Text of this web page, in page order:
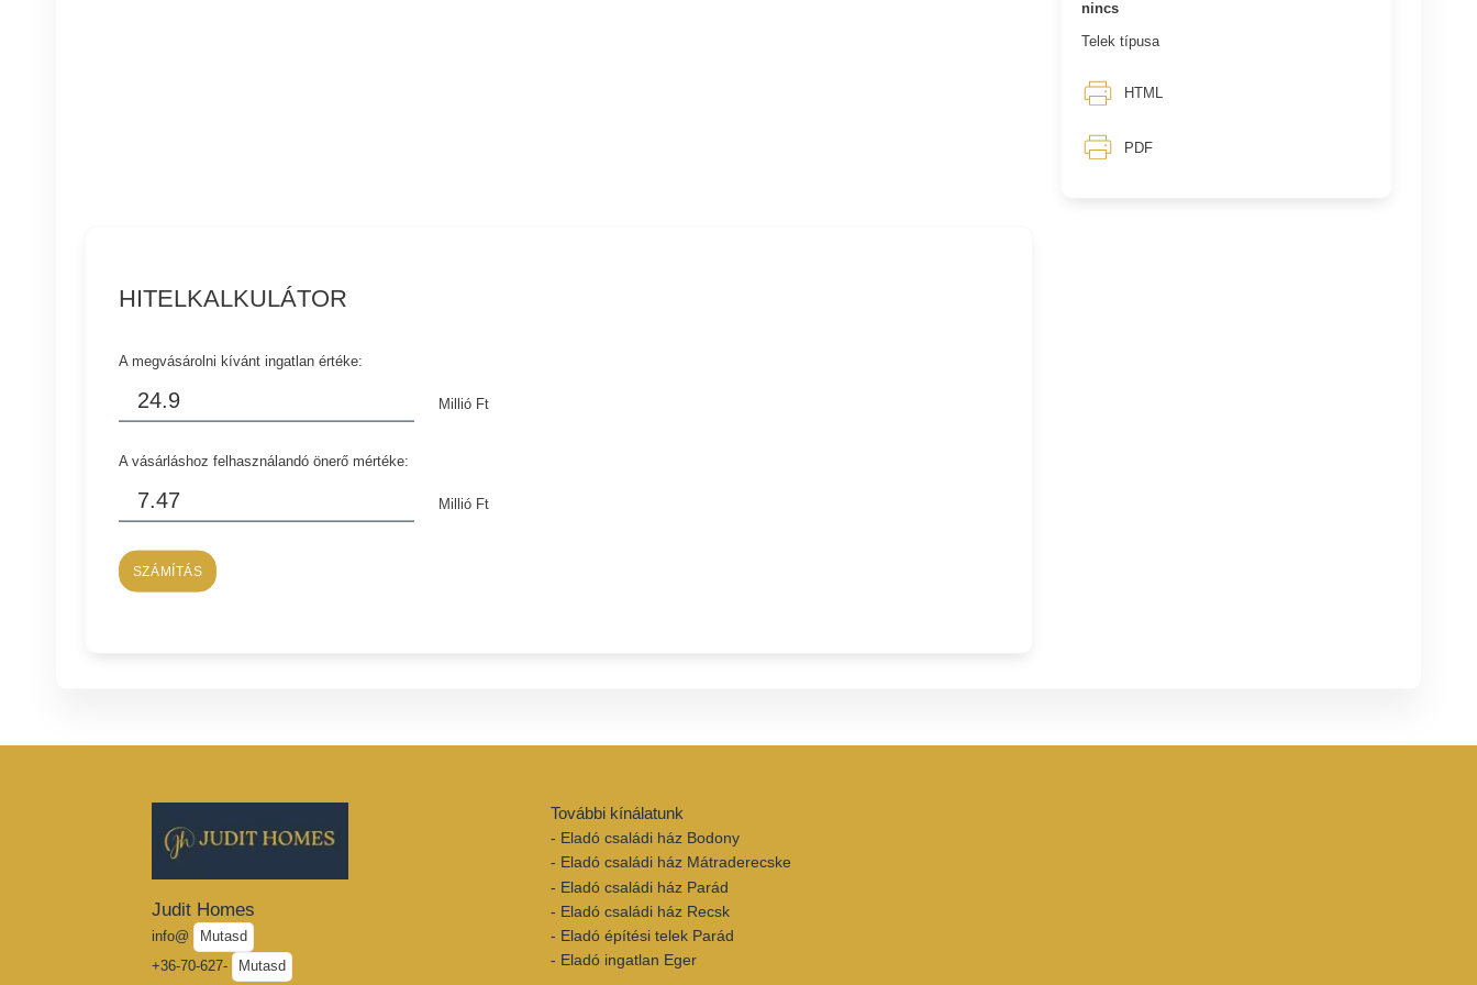
nincs
Telek típusa
HTML
PDF
HITELKALKULÁTOR
A megvásárolni kívánt ingatlan értéke:
Millió Ft
A vásárláshoz felhasználandó önerő mértéke:
Millió Ft
SZÁMÍTÁS
Judit Homes
info@
Mutasd
+36-70-627-
Mutasd
További kínálatunk
- Eladó családi ház Bodony
- Eladó családi ház Mátraderecske
- Eladó családi ház Parád
- Eladó családi ház Recsk
- Eladó építési telek Parád
- Eladó ingatlan Eger